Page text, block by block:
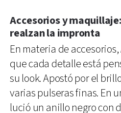
Accesorios y
realzan la impronta
En materia de
que cada detalle está
su look. Apostó por el
varias pulseras finas. En
lució un anillo negro con